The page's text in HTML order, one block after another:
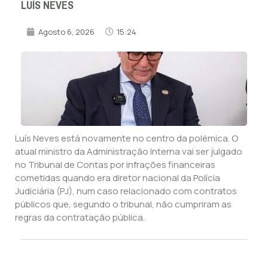
LUÍS NEVES
Agosto 6, 2026 15:24
Luís Neves está novamente no centro da polémica. O
atual ministro da Administração Interna vai ser julgado
no Tribunal de Contas por infrações financeiras
cometidas quando era diretor nacional da Polícia
Judiciária (PJ), num caso relacionado com contratos
públicos que, segundo o tribunal, não cumpriram as
regras da contratação pública.